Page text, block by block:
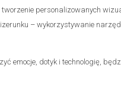
personalizowanych
– wykorzystywanie
emocje, dotyk i technologię,